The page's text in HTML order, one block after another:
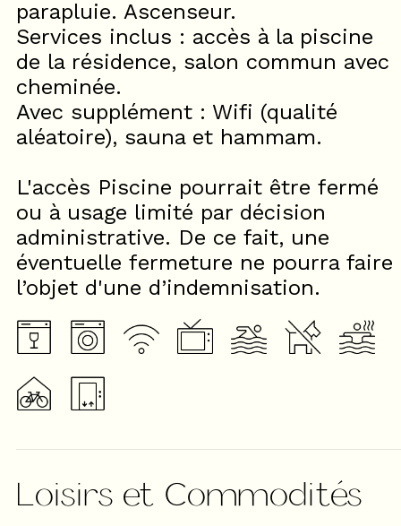
parapluie. Ascenseur.
Services inclus : accès à la piscine
de la résidence, salon commun avec
cheminée.
Avec supplément : Wifi (qualité
aléatoire), sauna et hammam.
L'accès Piscine pourrait être fermé
ou à usage limité par décision
administrative. De ce fait, une
éventuelle fermeture ne pourra faire
l’objet d'une d’indemnisation.
Loisirs et Commodités